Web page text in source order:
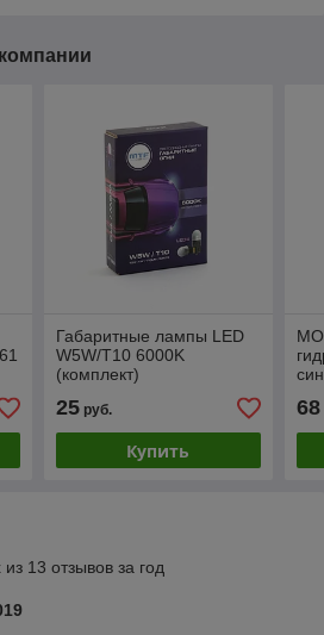
Габаритные лампы LED
W5W/T10 6000K
(комплект)
25руб.
Купить
68
13 отзывов за год